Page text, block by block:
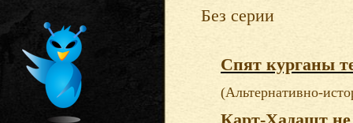
Без серии
Спят курганы
(Альтернативно-